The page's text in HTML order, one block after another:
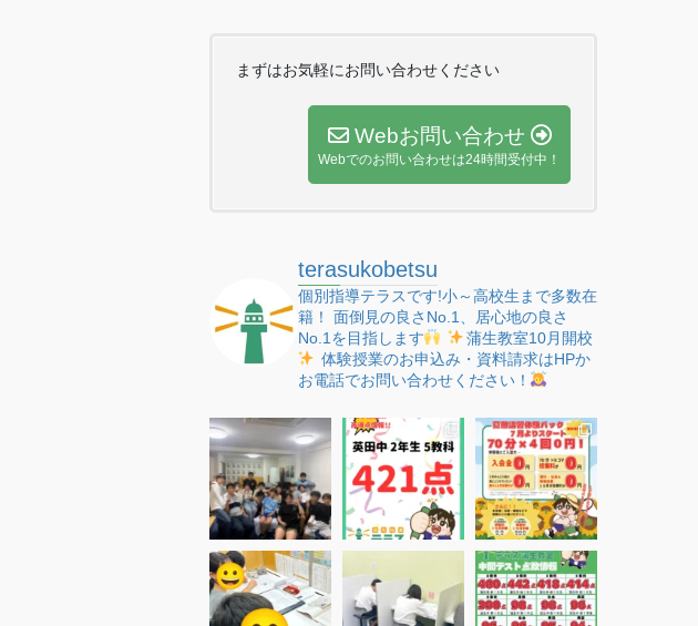
まずはお気軽にお問い合わせください
Webお問い合わせ
Webでのお問い合わせは24時間受付中！
terasukobetsu
個別指導テラスです!小～高校生まで多数在
籍！
面倒見の良さNo.1、居心地の良さ
No.1を目指します
蒲生教室10月開校
体験授業のお申込み・資料請求はHPか
お電話でお問い合わせください！